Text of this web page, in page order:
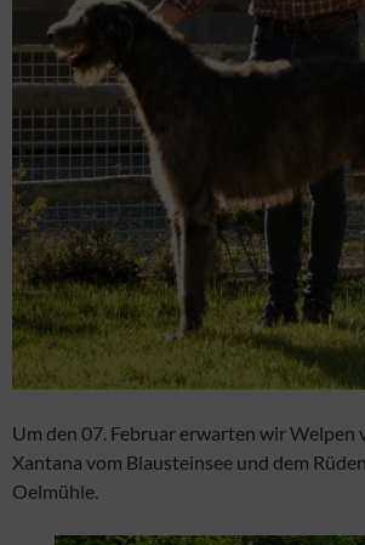
Um den 07. Februar erwarten wir Welpen
Xantana vom Blausteinsee und dem
Oelmühle.